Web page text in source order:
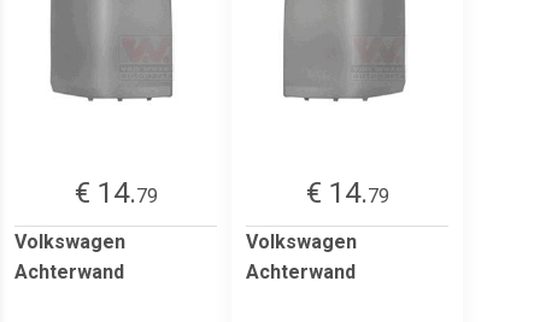
€ 14.79
Volkswagen
Achterwand
€ 14.79
Volkswagen
Achterwand